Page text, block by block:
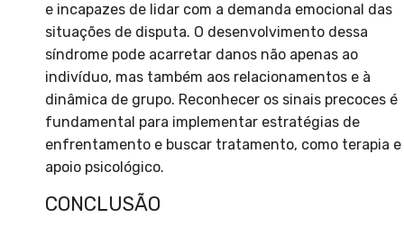
e incapazes de lidar com a demanda emocional das
situações de disputa. O desenvolvimento dessa
síndrome pode acarretar danos não apenas ao
indivíduo, mas também aos relacionamentos e à
dinâmica de grupo. Reconhecer os sinais precoces é
fundamental para implementar estratégias de
enfrentamento e buscar tratamento, como terapia e
apoio psicológico.
CONCLUSÃO